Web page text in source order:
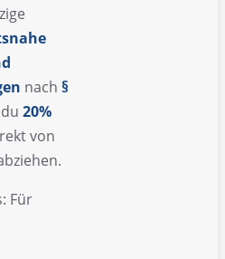
nach §
20%
von
Für